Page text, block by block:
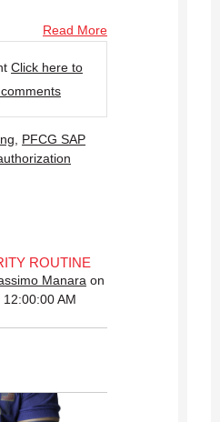
Read More
Click here to
PFCG SAP
ROUTINE
Manara on
AM